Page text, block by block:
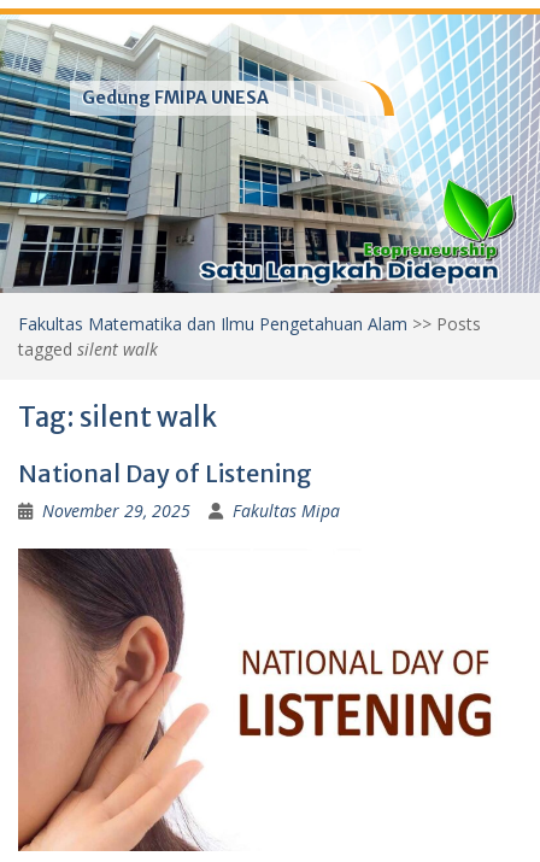
Gedung FMIPA UNESA
Fakultas Matematika dan Ilmu Pengetahuan Alam >> Posts
tagged silent walk
Tag: silent walk
National Day of Listening
November 29, 2025 Fakultas Mipa